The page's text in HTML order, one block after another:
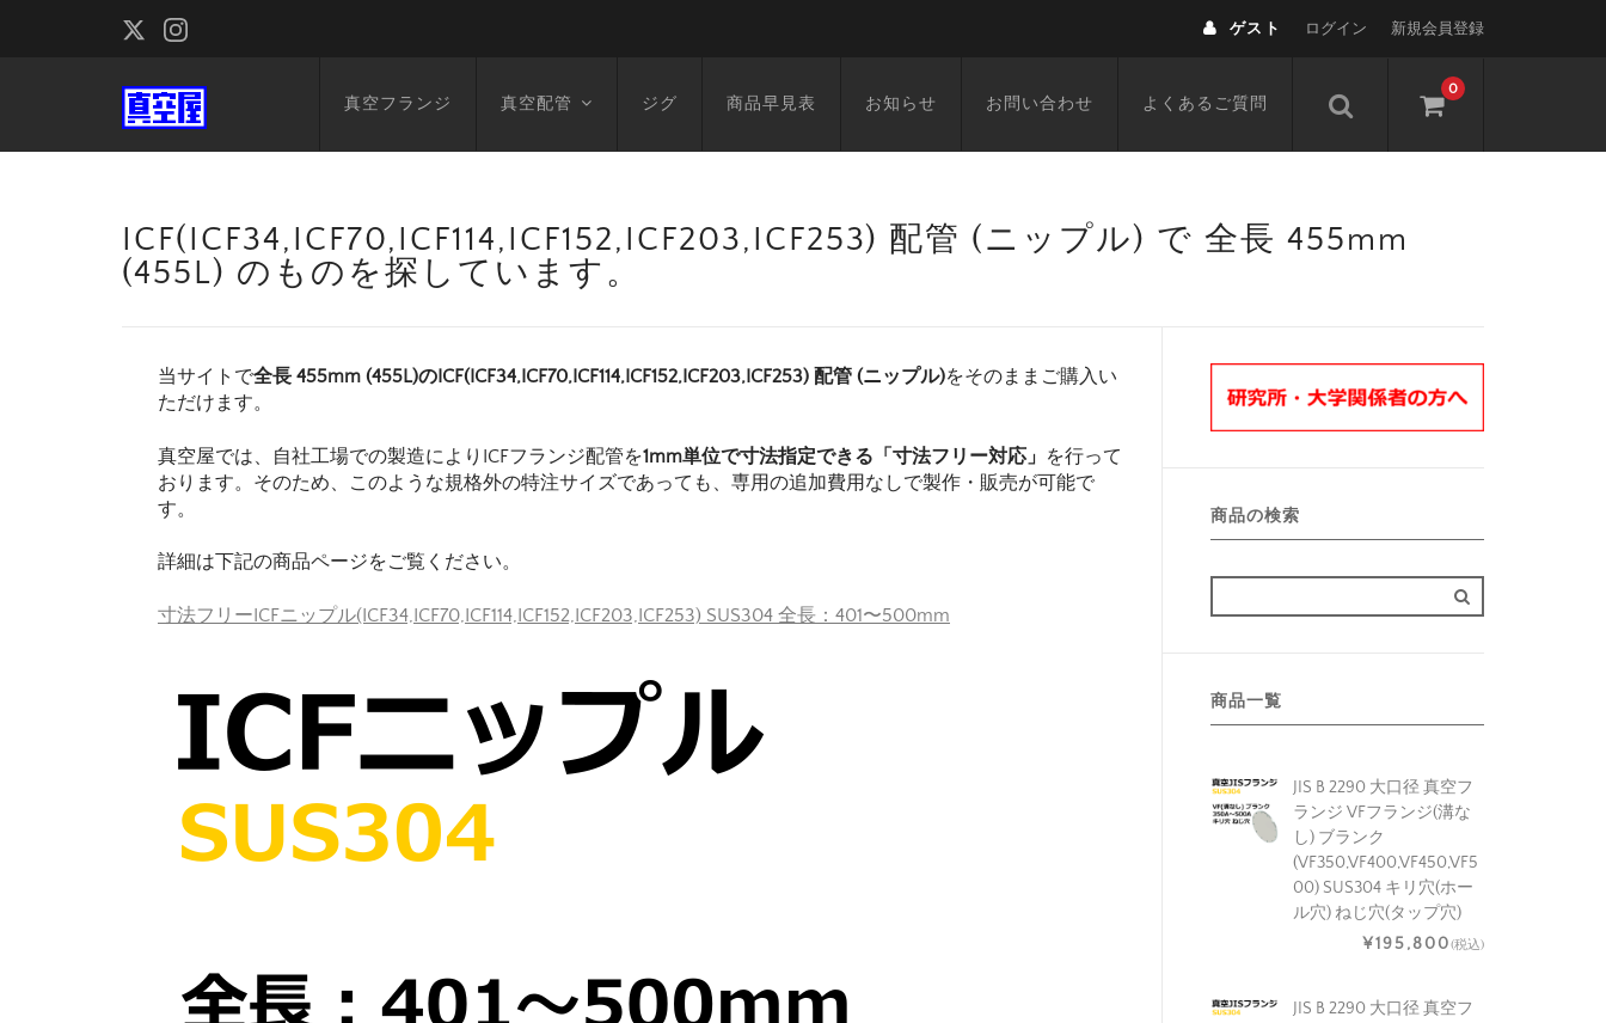
ゲスト ログイン 新規会員登録
0
真空フランジ 真空配管 ジグ 商品早見表 お知らせ お問い合わせ よくあるご質問
ICF(ICF34,ICF70,ICF114,ICF152,ICF203,ICF253) 配管 (ニップル) で 全長 455mm
(455L) のものを探しています。
当サイトで全長 455mm (455L)のICF(ICF34,ICF70,ICF114,ICF152,ICF203,ICF253) 配管 (ニップル)をそのままご購入い
ただけます。
真空屋では、自社工場での製造によりICFフランジ配管を1mm単位で寸法指定できる「寸法フリー対応」 を行って
おります。そのため、このような規格外の特注サイズであっても、専用の追加費用なしで製作・販売が可能で
す。
詳細は下記の商品ページをご覧ください。
寸法フリーICFニップル(ICF34,ICF70,ICF114,ICF152,ICF203,ICF253) SUS304 全長：401〜500mm
商品の検索
商品一覧
JIS B 2290 大口径 真空フ
ランジ VFフランジ(溝な
し) ブランク
(VF350,VF400,VF450,VF5
00) SUS304 キリ穴(ホー
ル穴) ねじ穴(タップ穴)
¥195,800(税込)
JIS B 2290 大口径 真空フ